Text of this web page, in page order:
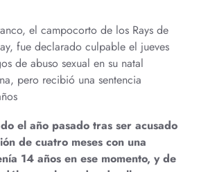
el campocorto de los Rays de
fue declarado culpable el jueves
de abuso sexual en su natal
pero recibió una sentencia
el año pasado tras ser acusado
de cuatro meses con una
14 años en ese momento, y de